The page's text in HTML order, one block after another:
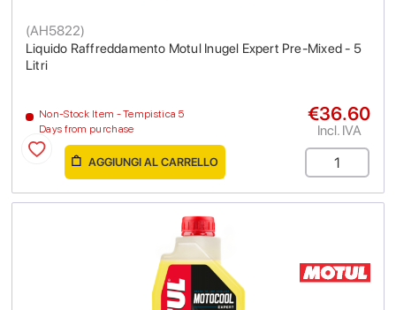
Liquido Raffreddamento Motul Inugel Expert Pre-Mixed - 5
Litri
(AH5822)
Non-Stock Item - Tempistica 5
Days from purchase
€36.60
Incl. IVA
AGGIUNGI AL CARRELLO